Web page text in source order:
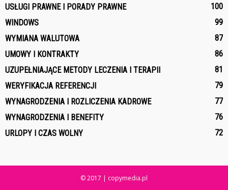
USŁUGI PRAWNE I PORADY PRAWNE
100
WINDOWS
99
WYMIANA WALUTOWA
87
UMOWY I KONTRAKTY
86
UZUPEŁNIAJĄCE METODY LECZENIA I TERAPII
81
WERYFIKACJA REFERENCJI
79
WYNAGRODZENIA I ROZLICZENIA KADROWE
77
WYNAGRODZENIA I BENEFITY
76
URLOPY I CZAS WOLNY
72
© 2017 | copymedia.pl